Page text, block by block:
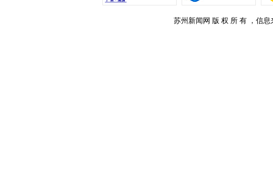
苏州新闻网 版 权 所 有 ，信